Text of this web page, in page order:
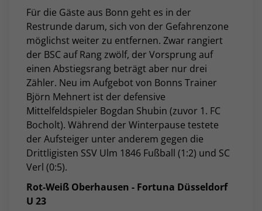
Für die Gäste aus Bonn geht es in der
Restrunde darum, sich von der Gefahrenzone
möglichst weiter zu entfernen. Zwar rangiert
der BSC auf Rang zwölf, der Vorsprung auf
einen Abstiegsrang beträgt aber nur drei
Zähler. Neu im Aufgebot von Bonns Trainer
Björn Mehnert ist der defensive
Mittelfeldspieler Bogdan Shubin (zuvor 1. FC
Bocholt). Während der Winterpause testete
der Aufsteiger unter anderem gegen die
Drittligisten SSV Ulm 1846 Fußball (1:2) und SC
Verl (0:5).
Rot-Weiß Oberhausen - Fortuna Düsseldorf
U 23